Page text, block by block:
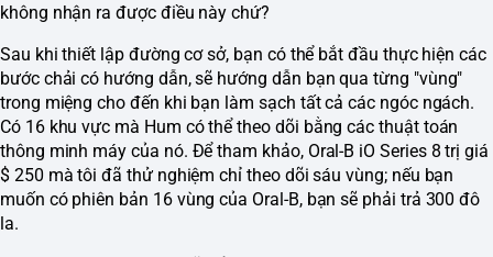
không nhận ra được điều này chứ?
Sau khi thiết lập đường cơ sở, bạn có thể bắt đầu thực hiện các
bước chải có hướng dẫn, sẽ hướng dẫn bạn qua từng "vùng"
trong miệng cho đến khi bạn làm sạch tất cả các ngóc ngách.
Có 16 khu vực mà Hum có thể theo dõi bằng các thuật toán
thông minh máy của nó. Để tham khảo, Oral-B iO Series 8 trị giá
$ 250 mà tôi đã thử nghiệm chỉ theo dõi sáu vùng; nếu bạn
muốn có phiên bản 16 vùng của Oral-B, bạn sẽ phải trả 300 đô
la.